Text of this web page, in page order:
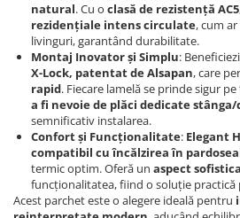
natural. Cu o clasă de rezistență AC5
rezidențiale intens circulate, cum
livinguri, garantând durabilitate.
Montaj Inovator și Simplu:
X-Lock, patentat de Alsapan, care
rapid. Fiecare lamelă se prinde sigur
a fi nevoie de plăci dedicate
semnificativ instalarea.
Confort și Funcționalitate: Elegant
compatibil cu încălzirea în
termic optim. Oferă un aspect
funcționalitatea, fiind o soluție practică
Acest parchet este o alegere ideală pentru